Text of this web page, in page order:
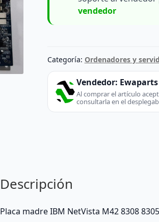
vendedor
Categoría: Ordenadores y
Vendedor: Ewaparts
Al comprar el artículo
consultarla en el
Descripción
Placa madre IBM NetVista M42 8308